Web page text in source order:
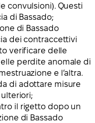
convulsioni). Questi
di Bassado;
di Bassado
dei contraccettivi
verificare delle
perdite anomale di
e l’altra.
di adottare misure
il rigetto dopo un
di Bassado